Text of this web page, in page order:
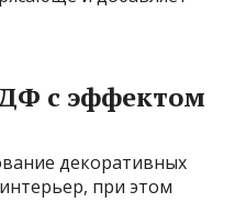
с эффектом
декоративных
при этом